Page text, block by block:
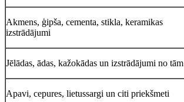
Akmens, ģipša, cementa, stikla, keramikas
izstrādājumi
Jēlādas, ādas, kažokādas un izstrādājumi no tām
Apavi, cepures, lietussargi un citi priekšmeti